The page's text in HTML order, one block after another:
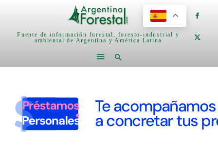
Fuente de información forestal, foresto-industrial y
ambiental de Argentina y América Latina